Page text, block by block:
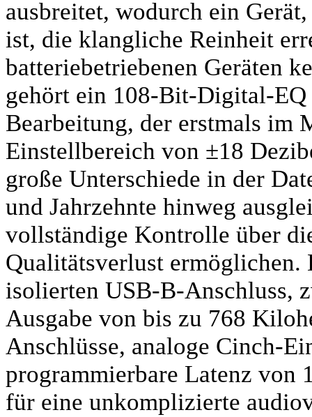
ausbreitet, wodurch ein
ist, die klangliche Reinheit
batteriebetriebenen Geräten
gehört ein 108-Bit-Digital-
Bearbeitung, der erstmals im
Einstellbereich von ±18
große Unterschiede in der
und Jahrzehnte hinweg
vollständige Kontrolle über
Qualitätsverlust
isolierten USB-B-Anschluss,
Ausgabe von bis zu 768
Anschlüsse, analoge Cinch-
programmierbare Latenz von
für eine unkomplizierte